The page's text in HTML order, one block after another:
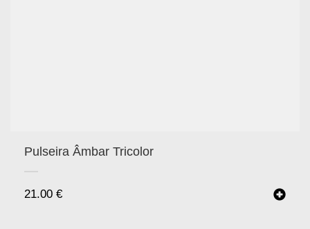
Pulseira Âmbar Tricolor
21.00 €